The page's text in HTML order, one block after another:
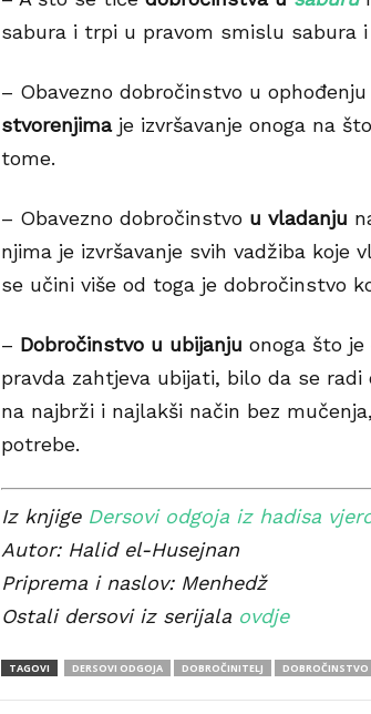
sabura i trpi u pravom smislu sabura
– Obavezno dobročinstvo u ophođenju
stvorenjimaje izvršavanje onoga na
tome.
– Obavezno dobročinstvo u vladanju
njima je izvršavanje svih vadžiba koje
se učini više od toga je dobročinstvo
– Dobročinstvo u ubijanju onoga što
pravda zahtjeva ubijati, bilo da se
na najbrži i najlakši način bez
potrebe.
Iz knjige Dersovi odgoja iz hadisa
Autor: Halid el-Husejnan
Priprema i naslov: Menhedž
Ostali dersovi iz serijala ovdje
TAGOVI DERSOVI ODGOJA DOBROČINITELJ DOBROČINSTVO